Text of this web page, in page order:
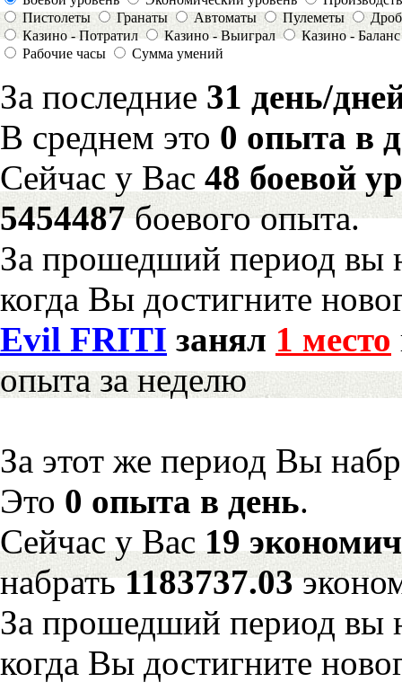
Пистолеты
Гранаты Автоматы Пулеметы
Казино - Потратил
Казино - Выиграл
Казино - Баланс
Рабочие часы
Сумма умений
За последние 31 день/
В среднем это 0 опыта в
Сейчас у Вас 48 боевой
5454487боевого опыта.
За прошедший период вы
когда Вы достигните
Evil FRITI занял 1 место
опыта за неделю
За этот же период Вы
Это 0 опыта в день.
Сейчас у Вас19
набрать1183737.03
За прошедший период вы
когда Вы достигните